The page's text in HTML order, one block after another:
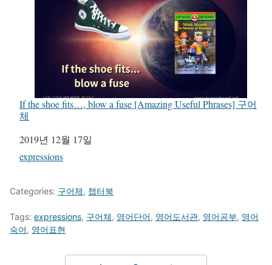
If the shoe fits…, blow a fuse [Amazing Useful Phrases] 구어
체
일자
2019년 12월 17일
관련 항목
expressions
Categories: 구어체, 챕터북
Tags: expressions, 구어체, 영어단어, 영어도서관, 영어공부, 영어
숙어, 영어표현